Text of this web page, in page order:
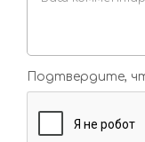
Подтвердите,